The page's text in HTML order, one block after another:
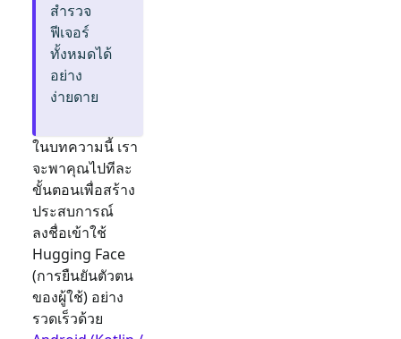
สำรวจ
ฟีเจอร์
ทั้งหมดได้
อย่าง
ง่ายดาย
ในบทความนี้ เรา
จะพาคุณไปทีละ
ขั้นตอนเพื่อสร้าง
ประสบการณ์
ลงชื่อเข้าใช้
Hugging Face
(การยืนยันตัวตน
ของผู้ใช้) อย่าง
รวดเร็วด้วย